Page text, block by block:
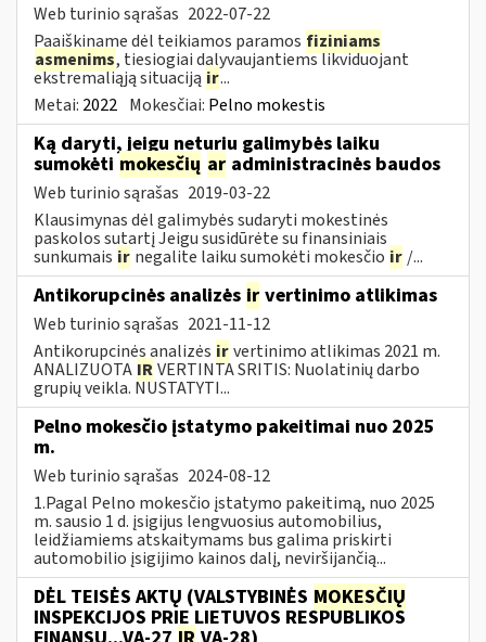
Web turinio sąrašas 2022-07-22
Paaiškiname dėl teikiamos paramos fiziniams
asmenims, tiesiogiai dalyvaujantiems likviduojant
ekstremaliąją situaciją ir...
Metai: 2022 Mokesčiai: Pelno mokestis
Ką daryti, jeigu neturiu galimybės laiku
sumokėti mokesčių ar administracinės baudos
Web turinio sąrašas 2019-03-22
Klausimynas dėl galimybės sudaryti mokestinės
paskolos sutartį Jeigu susidūrėte su finansiniais
sunkumais ir negalite laiku sumokėti mokesčio ir /...
Antikorupcinės analizės ir vertinimo atlikimas
Web turinio sąrašas 2021-11-12
Antikorupcinės analizės irvertinimo atlikimas 2021 m.
ANALIZUOTA IRVERTINTA SRITIS: Nuolatinių darbo
grupių veikla. NUSTATYTI...
Pelno mokesčio įstatymo pakeitimai nuo 2025
m.
Web turinio sąrašas 2024-08-12
1.Pagal Pelno mokesčio įstatymo pakeitimą, nuo 2025
m. sausio 1 d. įsigijus lengvuosius automobilius,
leidžiamiems atskaitymams bus galima priskirti
automobilio įsigijimo kainos dalį, neviršijančią...
DĖL TEISĖS AKTŲ (VALSTYBINĖS MOKESČIŲ
INSPEKCIJOS PRIE LIETUVOS RESPUBLIKOS